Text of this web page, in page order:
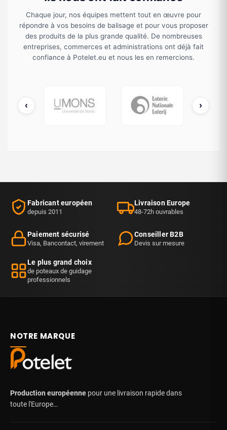
Chaque jour, nos équipes mettent tout en œuvre pour
répondre à vos besoins de balisage et pour vous proposer
des produits de la plus grande qualité. De nombreuses
entreprises, commerces et administrations ont déjà fait
confiance à Potelet.eu et nous les en remercions.
‹ UMONS Loterie Nationale ›
Fabricant européen
depuis 2011
Livraison Europe
48-72h ouvrables
Paiement sécurisé
Visa, Bancontact, virement
Conseiller B2B
Devis sur mesure
Le plus grand choix
de poteaux de guidage
professionnels
NOTRE MARQUE
Production européenne pour une livraison rapide dans
toute l'Europe…